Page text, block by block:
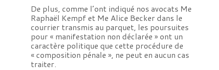
De plus, comme l’ont indiqué nos avocats Me
Raphaël Kempf et Me Alice Becker dans le
courrier transmis au parquet, les poursuites
pour « manifestation non déclarée » ont un
caractère politique que cette procédure de
« composition pénale », ne peut en aucun cas
traiter.